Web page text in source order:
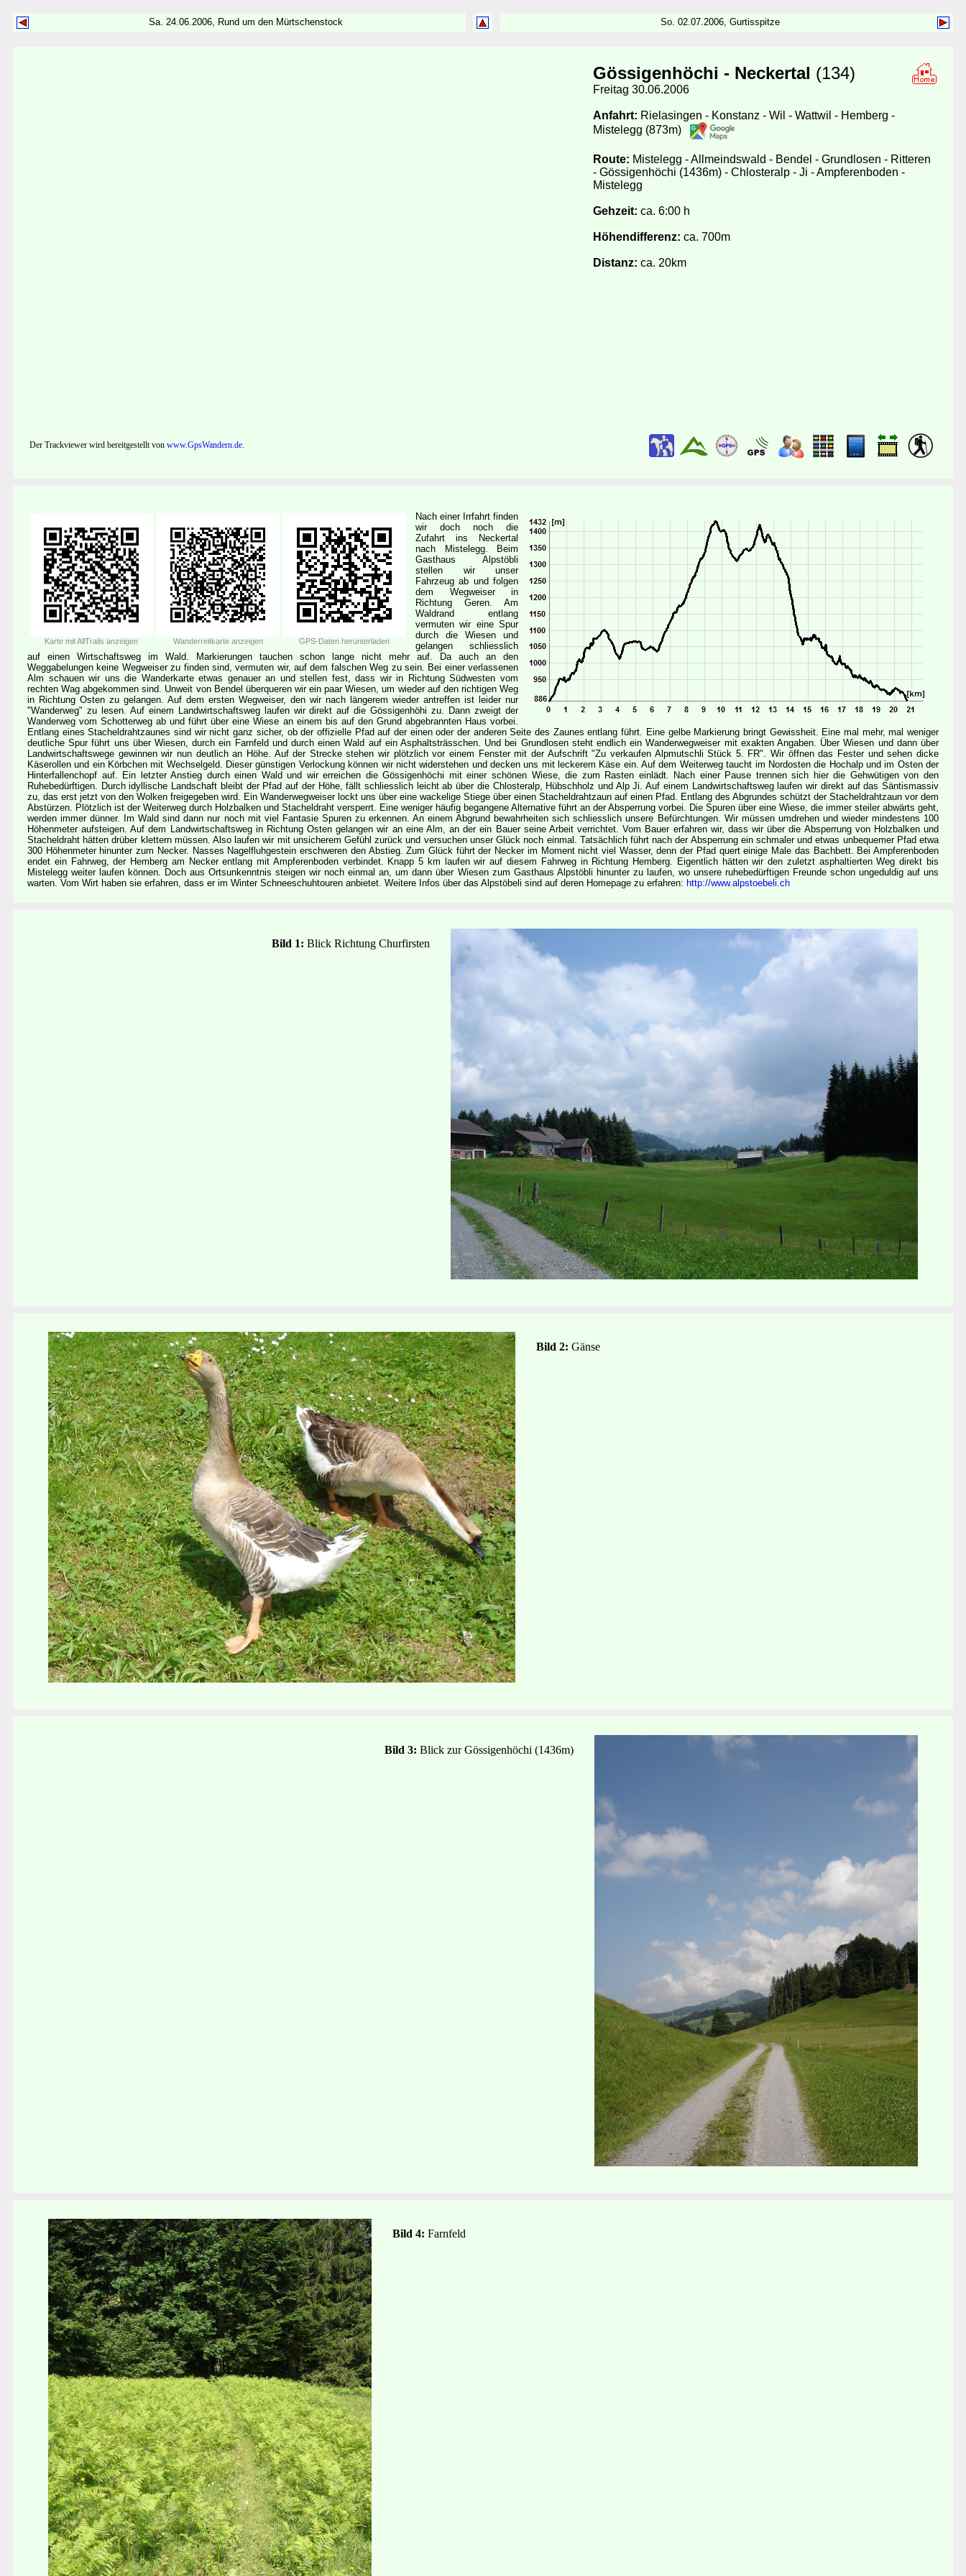
Sa. 24.06.2006, Rund um den Mürtschenstock So. 02.07.2006, Gurtisspitze
Der Trackviewer wird bereitgestellt von www.GpsWandern.de.
Gössigenhöchi - Neckertal (134)
Freitag 30.06.2006
Anfahrt: Rielasingen - Konstanz - Wil - Wattwil - Hemberg -
Mistelegg (873m)
Route: Mistelegg - Allmeindswald - Bendel - Grundlosen - Ritteren
- Gössigenhöchi (1436m) - Chlosteralp - Ji - Ampferenboden -
Mistelegg
Gehzeit: ca. 6:00 h
Höhendifferenz: ca. 700m
Distanz: ca. 20km
Karte mit AllTrails anzeigen Wanderreitkarte anzeigen GPS-Daten herunterladen
Nach einer Irrfahrt finden
wir doch noch die
Zufahrt ins Neckertal
nach Mistelegg. Beim
Gasthaus Alpstöbli
stellen wir unser
Fahrzeug ab und folgen
dem Wegweiser in
Richtung Geren. Am
Waldrand entlang
vermuten wir eine Spur
durch die Wiesen und
gelangen schliesslich
auf einen Wirtschaftsweg im Wald. Markierungen tauchen schon lange nicht mehr auf. Da auch an den
Weggabelungen keine Wegweiser zu finden sind, vermuten wir, auf dem falschen Weg zu sein. Bei einer verlassenen
Alm schauen wir uns die Wanderkarte etwas genauer an und stellen fest, dass wir in Richtung Südwesten vom
rechten Wag abgekommen sind. Unweit von Bendel überqueren wir ein paar Wiesen, um wieder auf den richtigen Weg
in Richtung Osten zu gelangen. Auf dem ersten Wegweiser, den wir nach längerem wieder antreffen ist leider nur
"Wanderweg" zu lesen. Auf einem Landwirtschaftsweg laufen wir direkt auf die Gössigenhöhi zu. Dann zweigt der
Wanderweg vom Schotterweg ab und führt über eine Wiese an einem bis auf den Grund abgebrannten Haus vorbei.
Entlang eines Stacheldrahtzaunes sind wir nicht ganz sicher, ob der offizielle Pfad auf der einen oder der anderen Seite des Zaunes entlang führt. Eine gelbe Markierung bringt Gewissheit. Eine mal mehr, mal weniger
deutliche Spur führt uns über Wiesen, durch ein Farnfeld und durch einen Wald auf ein Asphaltsträsschen. Und bei Grundlosen steht endlich ein Wanderwegweiser mit exakten Angaben. Über Wiesen und dann über
Landwirtschaftswege gewinnen wir nun deutlich an Höhe. Auf der Strecke stehen wir plötzlich vor einem Fenster mit der Aufschrift "Zu verkaufen Alpmutschli Stück 5. FR". Wir öffnen das Fester und sehen dicke
Käserollen und ein Körbchen mit Wechselgeld. Dieser günstigen Verlockung können wir nicht widerstehen und decken uns mit leckerem Käse ein. Auf dem Weiterweg taucht im Nordosten die Hochalp und im Osten der
Hinterfallenchopf auf. Ein letzter Anstieg durch einen Wald und wir erreichen die Gössigenhöchi mit einer schönen Wiese, die zum Rasten einlädt. Nach einer Pause trennen sich hier die Gehwütigen von den
Ruhebedürftigen. Durch idyllische Landschaft bleibt der Pfad auf der Höhe, fällt schliesslich leicht ab über die Chlosteralp, Hübschholz und Alp Ji. Auf einem Landwirtschaftsweg laufen wir direkt auf das Säntismassiv
zu, das erst jetzt von den Wolken freigegeben wird. Ein Wanderwegweiser lockt uns über eine wackelige Stiege über einen Stacheldrahtzaun auf einen Pfad. Entlang des Abgrundes schützt der Stacheldrahtzaun vor dem
Abstürzen. Plötzlich ist der Weiterweg durch Holzbalken und Stacheldraht versperrt. Eine weniger häufig begangene Alternative führt an der Absperrung vorbei. Die Spuren über eine Wiese, die immer steiler abwärts geht,
werden immer dünner. Im Wald sind dann nur noch mit viel Fantasie Spuren zu erkennen. An einem Abgrund bewahrheiten sich schliesslich unsere Befürchtungen. Wir müssen umdrehen und wieder mindestens 100
Höhenmeter aufsteigen. Auf dem Landwirtschaftsweg in Richtung Osten gelangen wir an eine Alm, an der ein Bauer seine Arbeit verrichtet. Vom Bauer erfahren wir, dass wir über die Absperrung von Holzbalken und
Stacheldraht hätten drüber klettern müssen. Also laufen wir mit unsicherem Gefühl zurück und versuchen unser Glück noch einmal. Tatsächlich führt nach der Absperrung ein schmaler und etwas unbequemer Pfad etwa
300 Höhenmeter hinunter zum Necker. Nasses Nagelfluhgestein erschweren den Abstieg. Zum Glück führt der Necker im Moment nicht viel Wasser, denn der Pfad quert einige Male das Bachbett. Bei Ampferenboden
endet ein Fahrweg, der Hemberg am Necker entlang mit Ampferenboden verbindet. Knapp 5 km laufen wir auf diesem Fahrweg in Richtung Hemberg. Eigentlich hätten wir den zuletzt asphaltierten Weg direkt bis
Mistelegg weiter laufen können. Doch aus Ortsunkenntnis steigen wir noch einmal an, um dann über Wiesen zum Gasthaus Alpstöbli hinunter zu laufen, wo unsere ruhebedürftigen Freunde schon ungeduldig auf uns
warten. Vom Wirt haben sie erfahren, dass er im Winter Schneeschuhtouren anbietet. Weitere Infos über das Alpstöbeli sind auf deren Homepage zu erfahren: http://www.alpstoebeli.ch
Bild 1: Blick Richtung Churfirsten
Bild 2: Gänse
Bild 3: Blick zur Gössigenhöchi (1436m)
Bild 4: Farnfeld